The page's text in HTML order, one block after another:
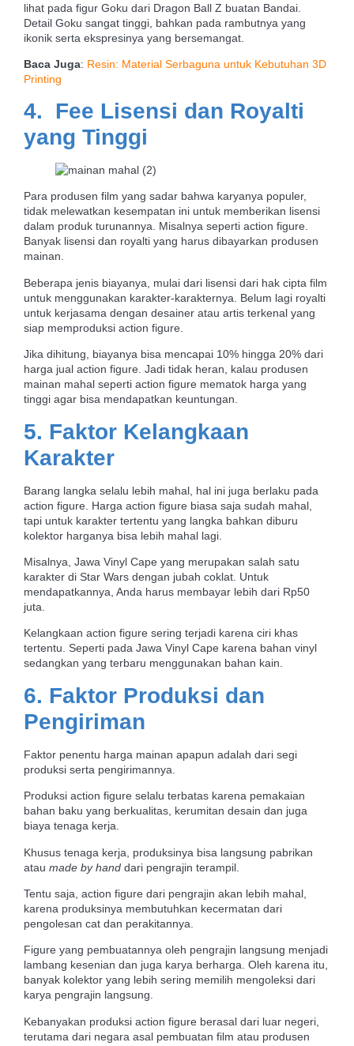
lihat pada figur Goku dari Dragon Ball Z buatan Bandai.
Detail Goku sangat tinggi, bahkan pada rambutnya yang
ikonik serta ekspresinya yang bersemangat.
Baca Juga: Resin: Material Serbaguna untuk Kebutuhan 3D
Printing
4. Fee Lisensi dan Royalti
yang Tinggi
Para produsen film yang sadar bahwa karyanya populer,
tidak melewatkan kesempatan ini untuk memberikan lisensi
dalam produk turunannya. Misalnya seperti action figure.
Banyak lisensi dan royalti yang harus dibayarkan produsen
mainan.
Beberapa jenis biayanya, mulai dari lisensi dari hak cipta film
untuk menggunakan karakter-karakternya. Belum lagi royalti
untuk kerjasama dengan desainer atau artis terkenal yang
siap memproduksi action figure.
Jika dihitung, biayanya bisa mencapai 10% hingga 20% dari
harga jual action figure. Jadi tidak heran, kalau produsen
mainan mahal seperti action figure mematok harga yang
tinggi agar bisa mendapatkan keuntungan.
5. Faktor Kelangkaan
Karakter
Barang langka selalu lebih mahal, hal ini juga berlaku pada
action figure. Harga action figure biasa saja sudah mahal,
tapi untuk karakter tertentu yang langka bahkan diburu
kolektor harganya bisa lebih mahal lagi.
Misalnya, Jawa Vinyl Cape yang merupakan salah satu
karakter di Star Wars dengan jubah coklat. Untuk
mendapatkannya, Anda harus membayar lebih dari Rp50
juta.
Kelangkaan action figure sering terjadi karena ciri khas
tertentu. Seperti pada Jawa Vinyl Cape karena bahan vinyl
sedangkan yang terbaru menggunakan bahan kain.
6. Faktor Produksi dan
Pengiriman
Faktor penentu harga mainan apapun adalah dari segi
produksi serta pengirimannya.
Produksi action figure selalu terbatas karena pemakaian
bahan baku yang berkualitas, kerumitan desain dan juga
biaya tenaga kerja.
Khusus tenaga kerja, produksinya bisa langsung pabrikan
atau made by hand dari pengrajin terampil.
Tentu saja, action figure dari pengrajin akan lebih mahal,
karena produksinya membutuhkan kecermatan dari
pengolesan cat dan perakitannya.
Figure yang pembuatannya oleh pengrajin langsung menjadi
lambang kesenian dan juga karya berharga. Oleh karena itu,
banyak kolektor yang lebih sering memilih mengoleksi dari
karya pengrajin langsung.
Kebanyakan produksi action figure berasal dari luar negeri,
terutama dari negara asal pembuatan film atau produsen